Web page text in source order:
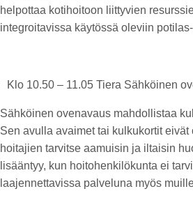
helpottaa kotihoitoon liittyvien
integroitavissa käytössä oleviin
Klo 10.50 – 11.05 Tiera Sähköinen
Sähköinen ovenavaus mahdollistaa
Sen avulla avaimet tai kulkukortit
hoitajien tarvitse aamuisin ja iltaisin
lisääntyy, kun hoitohenkilökunta ei
laajennettavissa palveluna myös